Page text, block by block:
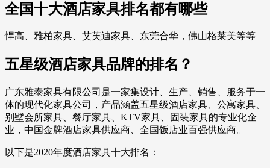
全国十大酒店家具排名都有哪些
悍高、雅柏家具、艾芙迪家具、东莞合华，佛山格莱美等等
五星级酒店家具品牌的排名？
广东雅泰家具有限公司是一家集设计、生产、销售、服务于一
体的现代化家具公司，产品涵盖五星级酒店家具、公寓家具、
别墅会所家具、餐厅家具、KTV家具、固装家具的专业化企
业，中国金牌酒店家具供应商、全国饭店业百强供应商。
以下是2020年度酒店家具十大排名：